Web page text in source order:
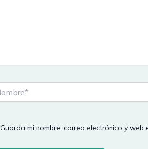
Guarda mi nombre, correo electrónico y